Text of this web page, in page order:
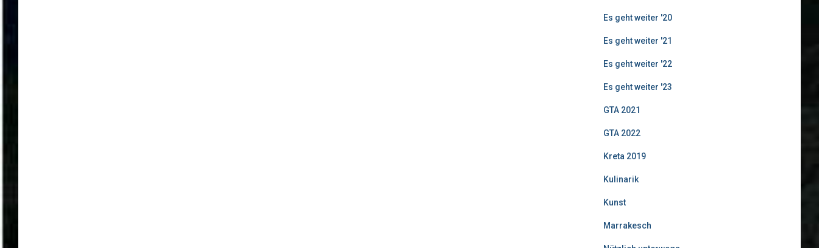
Es geht weiter '20
Es geht weiter '21
Es geht weiter '22
Es geht weiter '23
GTA 2021
GTA 2022
Kreta 2019
Kulinarik
Kunst
Marrakesch